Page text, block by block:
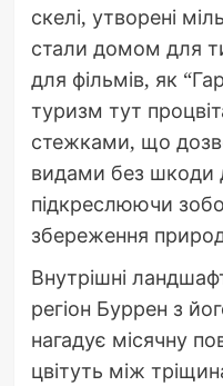
скелі, утворені
стали домом для
для фільмів, як
туризм тут
стежками, що
видами без шкоди
підкреслюючи
збереження
Внутрішні
регіон Буррен з
нагадує місячну
цвітуть між